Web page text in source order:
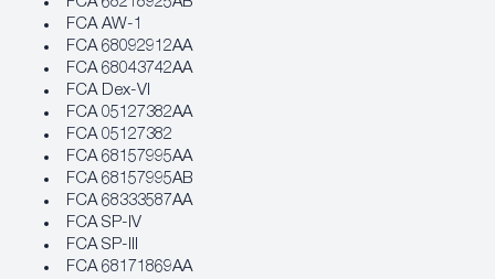
FCA AW-1
FCA 68092912AA
FCA 68043742AA
FCA Dex-VI
FCA 05127382AA
FCA 05127382
FCA 68157995AA
FCA 68157995AB
FCA 68333587AA
FCA SP-IV
FCA SP-III
FCA 68171869AA